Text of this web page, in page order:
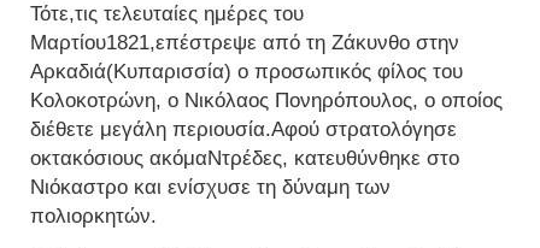
Τότε,τις τελευταίες ημέρες του
Μαρτίου1821,επέστρεψε από τη Ζάκυνθο στην
Αρκαδιά(Κυπαρισσία) ο προσωπικός φίλος του
Κολοκοτρώνη, ο Νικόλαος Πονηρόπουλος, ο οποίος
διέθετε μεγάλη περιουσία.Αφού στρατολόγησε
οκτακόσιους ακόμαΝτρέδες, κατευθύνθηκε στο
Νιόκαστρο και ενίσχυσε τη δύναμη των
πολιορκητών.